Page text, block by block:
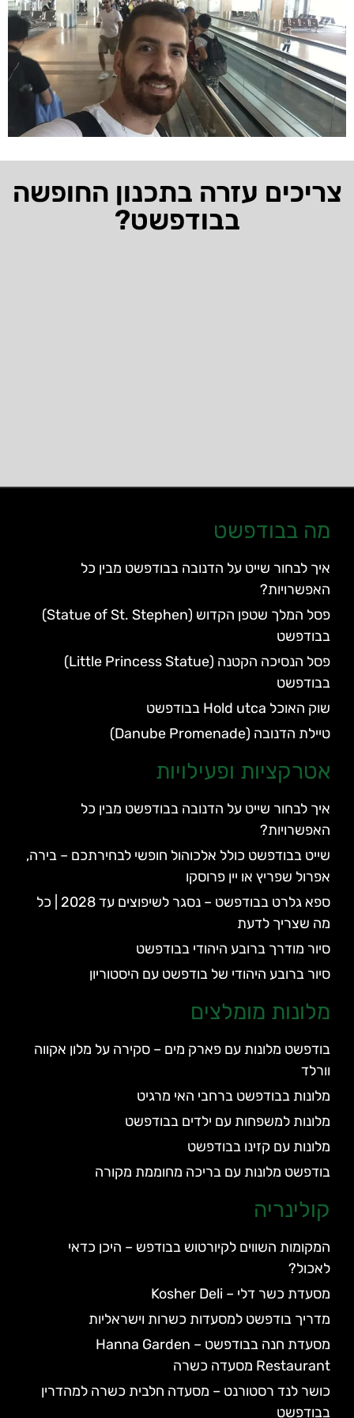
צריכים עזרה בתכנון החופשה
בבודפשט?
מה בבודפשט
איך לבחור שייט על הדנובה בבודפשט מבין כל
האפשרויות?
פסל המלך שטפן הקדוש (Statue of St. Stephen)
בבודפשט
פסל הנסיכה הקטנה (Little Princess Statue)
בבודפשט
שוק האוכל Hold utca בבודפשט
טיילת הדנובה (Danube Promenade)
אטרקציות ופעילויות
איך לבחור שייט על הדנובה בבודפשט מבין כל
האפשרויות?
שייט בבודפשט כולל אלכוהול חופשי לבחירתכם – בירה,
אפרול שפריץ או יין פרוסקו
ספא גלרט בבודפשט – נסגר לשיפוצים עד 2028 | כל
מה שצריך לדעת
סיור מודרך ברובע היהודי בבודפשט
סיור ברובע היהודי של בודפשט עם היסטוריון
מלונות מומלצים
בודפשט מלונות עם פארק מים – סקירה על מלון אקווה
וורלד
מלונות בבודפשט ברחבי האי מרגיט
מלונות למשפחות עם ילדים בבודפשט
מלונות עם קזינו בבודפשט
בודפשט מלונות עם בריכה מחוממת מקורה
קולינריה
המקומות השווים לקיורטוש בבודפש – היכן כדאי
לאכול?
מסעדת כשר דלי – Kosher Deli
מדריך בודפשט למסעדות כשרות וישראליות
מסעדת חנה בבודפשט – Hanna Garden
Restaurant מסעדה כשרה
כושר לנד רסטורנט – מסעדה חלבית כשרה למהדרין
בבודפשט